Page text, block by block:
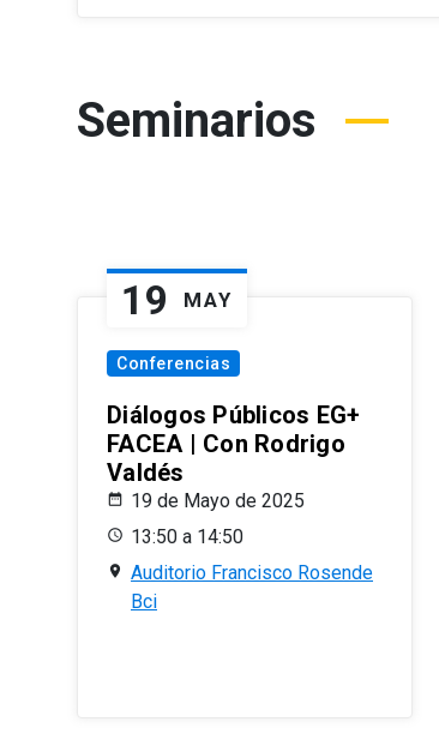
Seminarios
19 MAY
Conferencias
Diálogos Públicos EG+
FACEA | Con Rodrigo
Valdés
19 de Mayo de 2025
13:50 a 14:50
Auditorio Francisco Rosende
Bci